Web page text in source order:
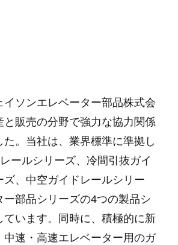
イソンエレベーター部品株式会
と販売の分野で強力な協力関係
た。当社は、業界標準に準拠し
ールシリーズ、冷間引抜ガイ
ズ、中空ガイドレールシリー
ー部品シリーズの4つの製品シ
ています。同時に、積極的に新
中速・高速エレベーター用のガ